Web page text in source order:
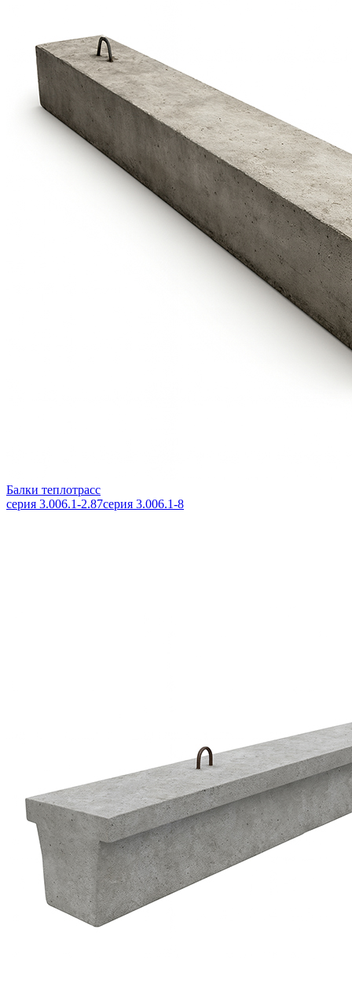
Балки теплотрасс
серия 3.006.1-2.87серия 3.006.1-8